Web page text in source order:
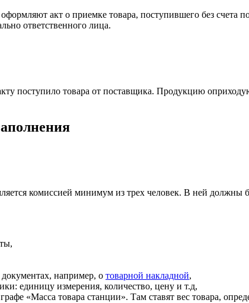
оформляют акт о приемке товара, поступившего без
ответственного лица.
поступило товара от поставщика. Продукцию
комиссией минимум из трех человек. В ней должны
например, о товарной накладной,
единицу измерения, количество, цену и т.д,
«Масса товара станции». Там ставят вес товара,